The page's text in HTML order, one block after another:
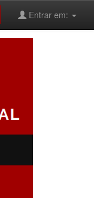
Entrar em: